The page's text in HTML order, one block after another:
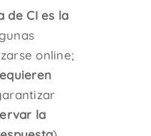
de CI es la
online;
la